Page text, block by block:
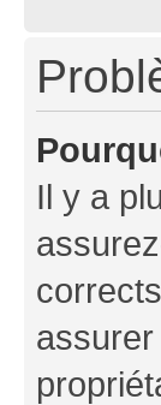
Il y a